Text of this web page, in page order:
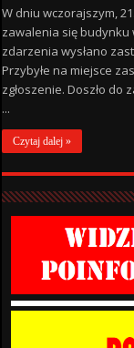
W dniu wczorajszym,
zawalenia się budynku
zdarzenia wysłano
Przybyłe na miejsce
zgłoszenie. Doszło do
...
Czytaj dalej »